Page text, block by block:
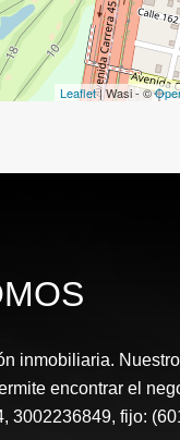
Leaflet| Wasi - ©
inmobiliaria.
encontrar el
3002236849, fijo: